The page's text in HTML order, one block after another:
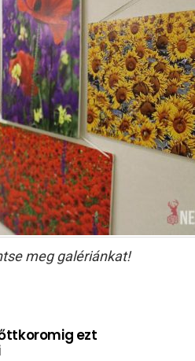
meg galériánkat!
ezt